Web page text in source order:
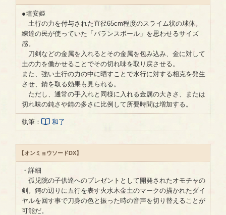
●埴安姫
土行の力を付与された直径65cm程度のスライム状の球体。
練達の民が使っていた「バランスボール」を思わせるサイズ
感。
刀剣などの金属を入れるとその金属を包み込み、金に対して
土の力を働かせることでその切れ味を取り戻させる。
また、強い土行の力の中に晒すことで水行に対する相克を発生
させ、錆を取る効果も見られる。
ただし、通常の手入れと同様に入れる金属の大きさ、または
切れ味の鈍さや錆の多さに比例して所要時間は増加する。
執筆： 和了
【オンミョウソードDX】
・詳細
孤児院の子供達へのプレゼントとして開発されたオモチャの
剣。鍔の辺りに五行を表す火水木金土のマークの描かれたダイ
ヤルを回す事で刀身の色と振った時の音声を切り替えることが
可能だ。